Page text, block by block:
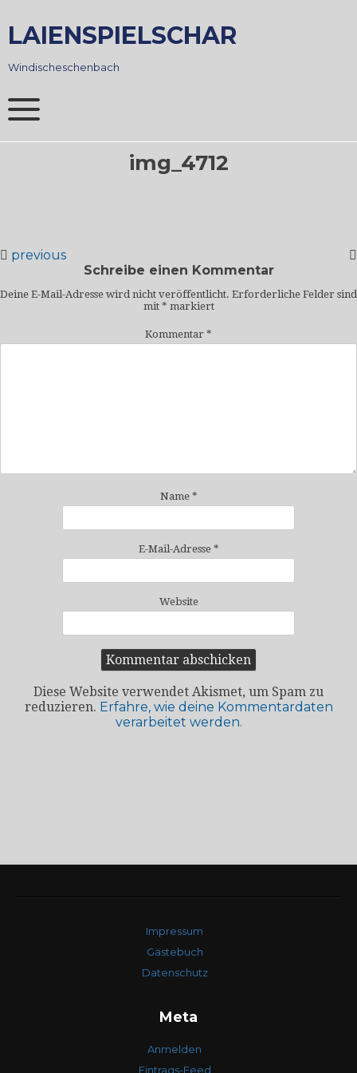
to
content
LAIENSPIELSCHAR
Windischeschenbach
img_4712
previous
Schreibe einen Kommentar
Deine E-Mail-Adresse wird nicht veröffentlicht. Erforderliche Felder sind
mit * markiert
Kommentar *
Name *
E-Mail-Adresse *
Website
Diese Website verwendet Akismet, um Spam zu
reduzieren. Erfahre, wie deine Kommentardaten
verarbeitet werden.
Impressum
Gästebuch
Datenschutz
Meta
Anmelden
Eintrags-Feed